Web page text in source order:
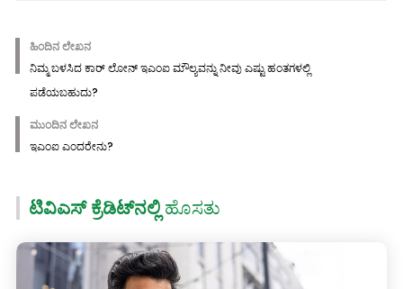
ಹಿಂದಿನ ಲೇಖನ
ನಿಮ್ಮ ಬಳಸಿದ ಕಾರ್ ಲೋನ್ ಇಎಂಐ ಮೌಲ್ಯವನ್ನು ನೀವು ಎಷ್ಟು ಹಂತಗಳಲ್ಲಿ
ಪಡೆಯಬಹುದು?
ಮುಂದಿನ ಲೇಖನ
ಇಎಂಐ ಎಂದರೇನು?
ಟಿವಿಎಸ್ ಕ್ರೆಡಿಟ್‌ನಲ್ಲಿ ಹೊಸತು